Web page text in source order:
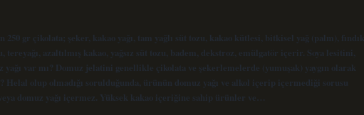
gr çikolata; şeker, kakao yağı, tam yağlı süt tozu, kakao kütlesi, bitkisel yağ (palm), fındık,
azaltılmış kakao, yağsız süt tozu, badem, dekstroz, emülgatör içerir. Soya lesitini,
var mı? Domuz jelatini genellikle çikolata ve şekerlemelerde (yumuşak) yaygın olarak
Helal olup olmadığı sorulduğunda, ürünün domuz yağı ve alkol içerip içermediği sorusu
domuz yağı içermez. Yüksek kakao içeriğine sahip ürünler ve…